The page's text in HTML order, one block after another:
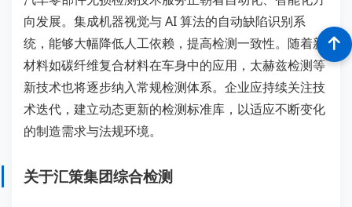
向发展。集成机器视觉与 AI 算法的自动缺陷识别系
统，能够大幅降低人工依赖，提高检测一致性。随着新
材料如碳纤维复合材料在车身中的应用，太赫兹检测等
新技术也将逐步纳入常规检测体系。企业应持续关注技
术迭代，建立动态更新的检测标准库，以适应不断变化
的制造需求与法规环境。
关于汇策集团综合检测